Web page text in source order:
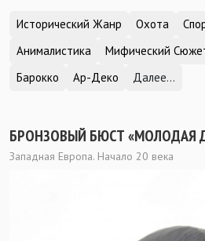
Исторический Жанр Охота
Анималистика
Мифический
Барокко
Ар-Деко Далее...
БРОНЗОВЫЙ БЮСТ «МОЛОДАЯ
Западная Европа. Начало 20 века